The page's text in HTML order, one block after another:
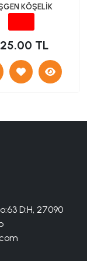
KÖŞELİK
TL
D:H, 27090